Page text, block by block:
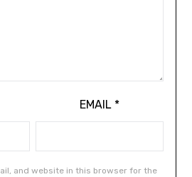
EMAIL *
and website in this browser for the